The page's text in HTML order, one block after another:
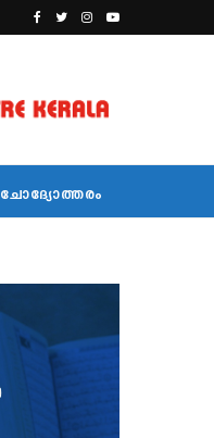
ചോദ്യോത്തരം